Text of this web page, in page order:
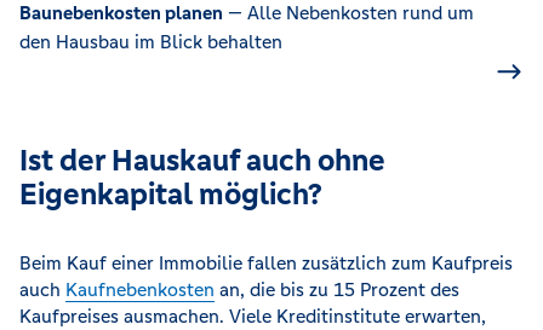
Baunebenkosten planen — Alle Nebenkosten rund um
den Hausbau im Blick behalten
Ist der Hauskauf auch ohne
Eigenkapital möglich?
Beim Kauf einer Immobilie fallen zusätzlich zum Kaufpreis
auch Kaufnebenkosten an, die bis zu 15 Prozent des
Kaufpreises ausmachen. Viele Kreditinstitute erwarten,